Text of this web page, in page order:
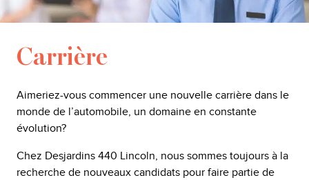
Carrière
Aimeriez-vous commencer une nouvelle carrière dans le
monde de l’automobile, un domaine en constante
évolution?
Chez Desjardins 440 Lincoln, nous sommes toujours à la
recherche de nouveaux candidats pour faire partie de